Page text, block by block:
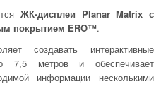
ЖК-дисплеи Planar Matrix с
покрытием ERO™.
создавать интерактивные
7,5 метров и обеспечивает
информации несколькими